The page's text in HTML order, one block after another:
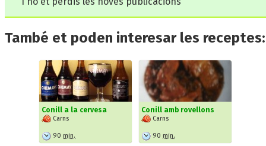
També et poden interesar les receptes:
Conill a la cervesa
Carns
90 min.
Conill amb rovellons
Carns
90 min.